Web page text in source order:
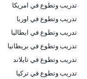
تدريب وتطوع في امريكا
تدريب وتطوع في اوربا
تدريب وتطوع في ايطاليا
تدريب وتطوع في بريطانيا
تدريب وتطوع في تايلاند
تدريب وتطوع في تركيا